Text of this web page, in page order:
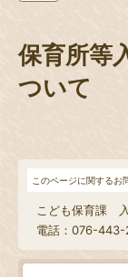
保育所等
ついて
このページに関するお
こども保育課
電話：076-443-